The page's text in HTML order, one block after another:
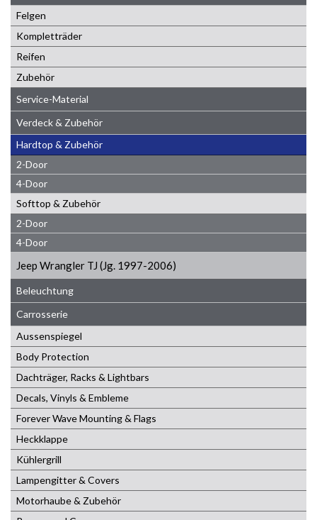
Felgen
Kompletträder
Reifen
Zubehör
Service-Material
Verdeck & Zubehör
Hardtop & Zubehör
2-Door
4-Door
Softtop & Zubehör
2-Door
4-Door
Jeep Wrangler TJ (Jg. 1997-2006)
Beleuchtung
Carrosserie
Aussenspiegel
Body Protection
Dachträger, Racks & Lightbars
Decals, Vinyls & Embleme
Forever Wave Mounting & Flags
Heckklappe
Kühlergrill
Lampengitter & Covers
Motorhaube & Zubehör